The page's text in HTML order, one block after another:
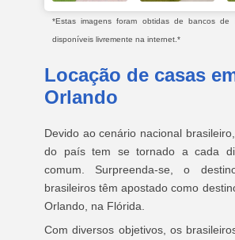
*Estas imagens foram obtidas de bancos de
disponíveis livremente na internet.*
Locação de casas
Orlando
Devido ao cenário nacional
do país tem se tornado a cada
comum. Surpreenda-se, o
brasileiros têm apostado como
Orlando, na Flórida.
Com diversos objetivos, os